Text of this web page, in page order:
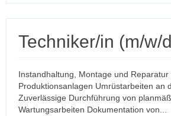
Techniker/in (m/w/
Instandhaltung, Montage und Reparatur
Produktionsanlagen Umrüstarbeiten an
Zuverlässige Durchführung von
Wartungsarbeiten Dokumentation von...